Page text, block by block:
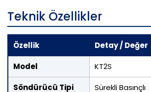
Teknik Özellikler
Özellik Detay / Değer
Model KT2S
Söndürücü Tipi Sürekli Basınçlı